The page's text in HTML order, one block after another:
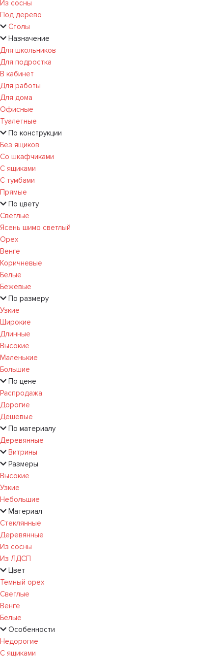
Из сосны
Под дерево
Столы
Назначение
Для школьников
Для подростка
В кабинет
Для работы
Для дома
Офисные
Туалетные
По конструкции
Без ящиков
Со шкафчиками
С ящиками
С тумбами
Прямые
По цвету
Светлые
Ясень шимо светлый
Орех
Венге
Коричневые
Белые
Бежевые
По размеру
Узкие
Широкие
Длинные
Высокие
Маленькие
Большие
По цене
Распродажа
Дорогие
Дешевые
По материалу
Деревянные
Витрины
Размеры
Высокие
Узкие
Небольшие
Материал
Стеклянные
Деревянные
Из сосны
Из ЛДСП
Цвет
Темный орех
Светлые
Венге
Белые
Особенности
Недорогие
С ящиками